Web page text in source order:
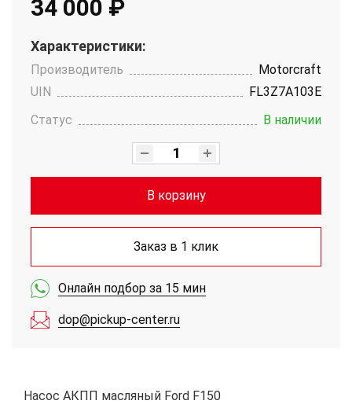
34 000 ₽
Характеристики:
Производитель
Motorcraft
UIN
FL3Z7A103E
Статус
В наличии
В корзину
Заказ в 1 клик
Онлайн подбор за 15 мин
dop@pickup-center.ru
Насос АКПП масляный Ford F150